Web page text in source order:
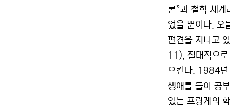
론”과 철학 체계
었을 뿐이다. 오
편견을 지니고
11), 절대적으
으킨다. 1984년
생애를 들여 공
있는 프랑케의